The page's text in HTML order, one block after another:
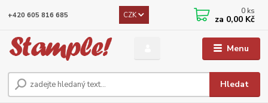
Menu
CZK
Hledat
+420 605 816 685 0 ks
za 0,00 Kč